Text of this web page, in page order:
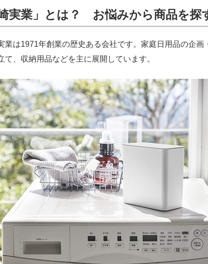
崎実業」とは？ お悩みから商品を探
は1971年創業の歴史ある会社です。家庭日用品の企画
て、収納用品などを主に展開しています。